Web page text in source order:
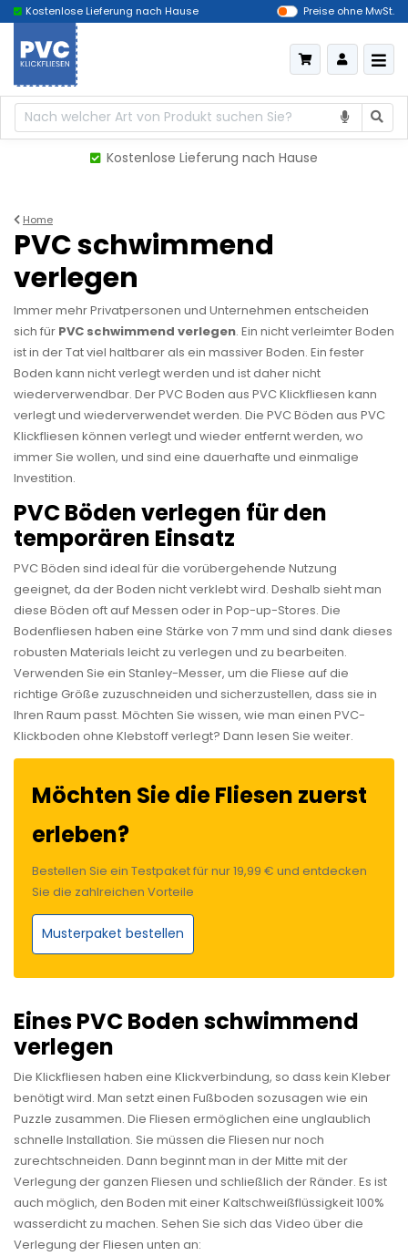
Kostenlose Lieferung nach Hause Das billigste Deutschland
Preise ohne MwSt.
Kostenlose Lieferung nach Hause
Home
PVC schwimmend
verlegen
Immer mehr Privatpersonen und Unternehmen entscheiden
sich für PVC schwimmend verlegen. Ein nicht verleimter Boden
ist in der Tat viel haltbarer als ein massiver Boden. Ein fester
Boden kann nicht verlegt werden und ist daher nicht
wiederverwendbar. Der PVC Boden aus PVC Klickfliesen kann
verlegt und wiederverwendet werden. Die PVC Böden aus PVC
Klickfliesen können verlegt und wieder entfernt werden, wo
immer Sie wollen, und sind eine dauerhafte und einmalige
Investition.
PVC Böden verlegen für den
temporären Einsatz
PVC Böden sind ideal für die vorübergehende Nutzung
geeignet, da der Boden nicht verklebt wird. Deshalb sieht man
diese Böden oft auf Messen oder in Pop-up-Stores. Die
Bodenfliesen haben eine Stärke von 7 mm und sind dank dieses
robusten Materials leicht zu verlegen und zu bearbeiten.
Verwenden Sie ein Stanley-Messer, um die Fliese auf die
richtige Größe zuzuschneiden und sicherzustellen, dass sie in
Ihren Raum passt. Möchten Sie wissen, wie man einen PVC-
Klickboden ohne Klebstoff verlegt? Dann lesen Sie weiter.
Möchten Sie die Fliesen zuerst
erleben?
Bestellen Sie ein Testpaket für nur 19,99 € und entdecken
Sie die zahlreichen Vorteile
Musterpaket bestellen
Eines PVC Boden schwimmend
verlegen
Die Klickfliesen haben eine Klickverbindung, so dass kein Kleber
benötigt wird. Man setzt einen Fußboden sozusagen wie ein
Puzzle zusammen. Die Fliesen ermöglichen eine unglaublich
schnelle Installation. Sie müssen die Fliesen nur noch
zurechtschneiden. Dann beginnt man in der Mitte mit der
Verlegung der ganzen Fliesen und schließlich der Ränder. Es ist
auch möglich, den Boden mit einer Kaltschweißflüssigkeit 100%
wasserdicht zu machen. Sehen Sie sich das Video über die
Verlegung der Fliesen unten an: